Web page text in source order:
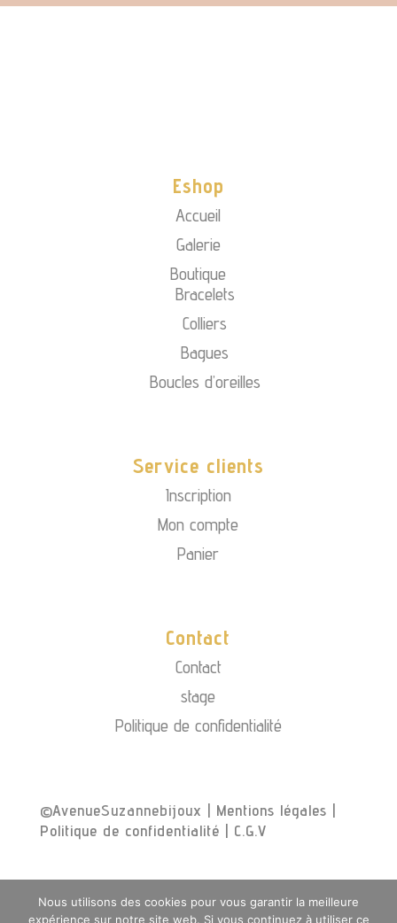
Eshop
Accueil
Galerie
Boutique
Bracelets
Colliers
Bagues
Boucles d’oreilles
Service clients
Inscription
Mon compte
Panier
Contact
Contact
stage
Politique de confidentialité
©AvenueSuzannebijoux | Mentions légales
Politique de confidentialité
C.G.V
Nous utilisons des cookies pour vous garantir la meilleure
expérience sur notre site web. Si vous continuez à utiliser ce